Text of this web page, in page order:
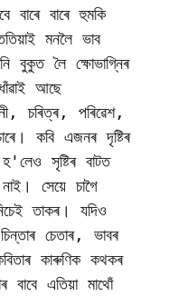
বাৰে বাৰে হুমকি
মনলৈ ভাব
বুকুত লৈ ক্ষোভাগ্নিৰ
আছে
চৰিত্ৰ, পৰিৱেশ,
কবি এজনৰ দৃষ্টিৰ
সৃষ্টিৰ বাটত
সেয়ে চাগৈ
তাকৰ। যদিও
চেতাৰ, ভাবৰ
কাৰুণিক কথকৰ
এতিয়া মাথোঁ